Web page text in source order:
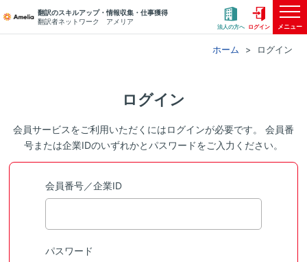
翻訳のスキルアップ・情報収集・仕事獲得
翻訳者ネットワーク アメリア
法人の方へ ログイン メニュー
ホーム ログイン
ログイン
会員サービスをご利用いただくにはログインが必要です。 会員番
号または企業IDのいずれかとパスワードをご入力ください。
会員番号／企業ID
パスワード